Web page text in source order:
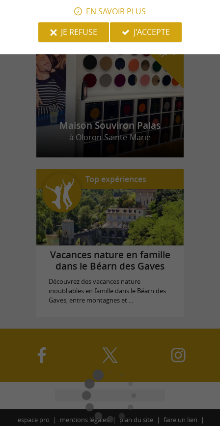
n
o
t
r
e
c
o
u
p
d
e
c
o
e
u
r
Maison Souviron Palas
à Oloron-Sainte-Marie
Top expériences
Vacances nature en famille
dans le Béarn des Gaves
Découvrez des vacances nature
inoubliables en famille dans le Béarn des
Gaves, entre montagnes et ...
espace pro mentions légales plan du site faire un lien
EN SAVOIR PLUS
JE REFUSE
J'ACCEPTE